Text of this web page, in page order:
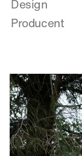
TEX
A/S
Design
Producent